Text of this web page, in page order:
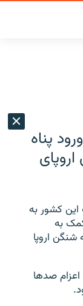
پناه
کشور به
به
شنگن اروپا
اعزام صدها